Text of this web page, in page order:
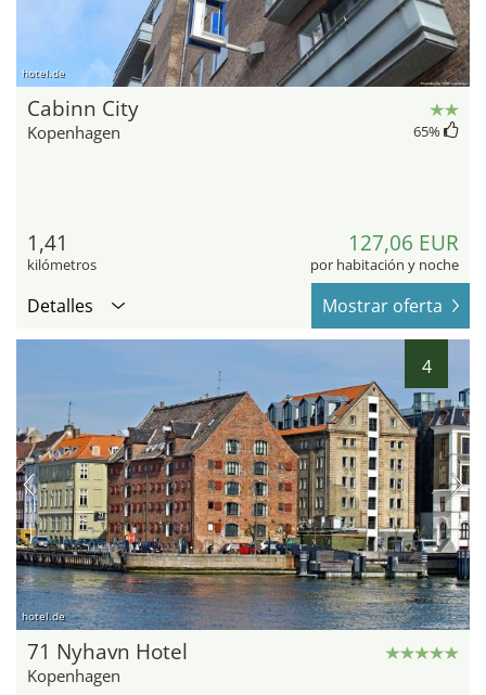
hotel.de
Cabinn City
Kopenhagen 65%
1,41
kilómetros
127,06 EUR
por habitación y noche
Detalles Mostrar oferta
4
hotel.de
71 Nyhavn Hotel
Kopenhagen